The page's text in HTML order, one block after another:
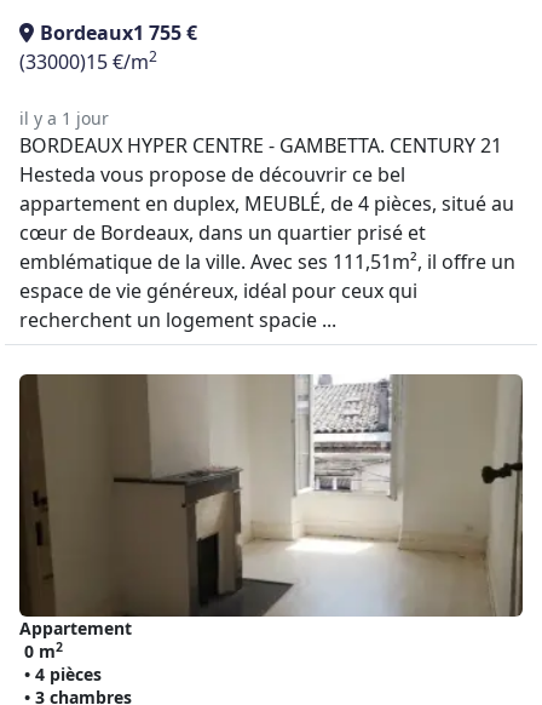
Bordeaux1 755 €
(33000)15 €/m2
il y a 1 jour
BORDEAUX HYPER CENTRE - GAMBETTA. CENTURY 21
Hesteda vous propose de découvrir ce bel
appartement en duplex, MEUBLÉ, de 4 pièces, situé au
cœur de Bordeaux, dans un quartier prisé et
emblématique de la ville. Avec ses 111,51m², il offre un
espace de vie généreux, idéal pour ceux qui
recherchent un logement spacie ...
Appartement
0 m2
• 4 pièces
• 3 chambres